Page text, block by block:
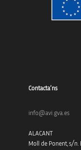
Contacta’ns
info@avi.gva.es
ALACANT
Moll de Ponent, s/n.